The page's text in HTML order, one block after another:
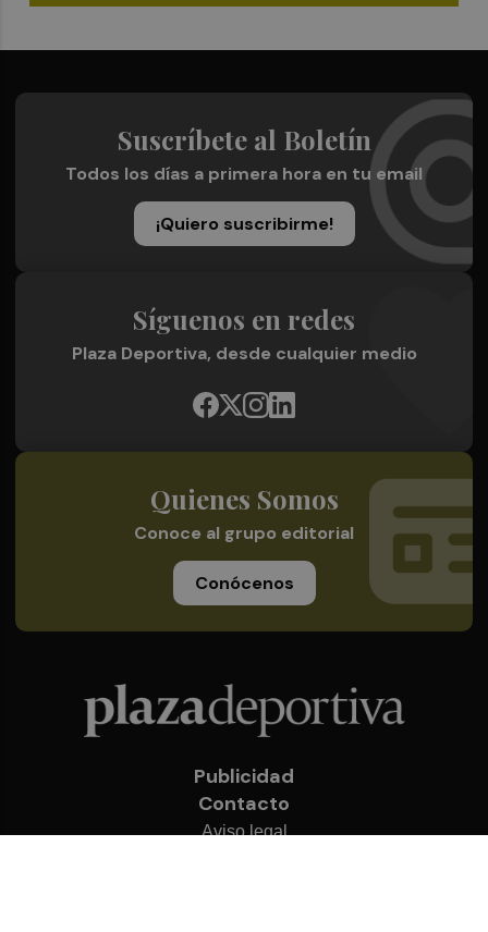
Suscríbete al Boletín
Todos los días a primera hora en tu email
¡Quiero suscribirme!
Síguenos en redes
Plaza Deportiva, desde cualquier medio
Quienes Somos
Conoce al grupo editorial
Conócenos
Publicidad
Contacto
Aviso legal